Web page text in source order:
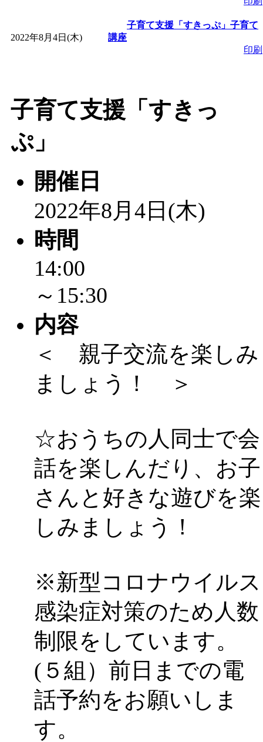
子育て交流広場「
間：2026/07/13～2026/
間：2026/08/10～2026/
「
レクリエーション
ットせよ！ 」 受付期
「皆鶴姫のこびる塾
～」 受付期間：～
「みなづる号乗車体
de 健康づくり」
「 堂島地区歴史ウオ
す 」 受付期間：～
「
みなづる号乗車体
de 健康づくり」
」
「皆鶴姫のこびる塾
～
」 受付期間：～
de 健康づくり」」 受
2022年8月4日(木)
子育て支援「すきっぷ」子育て
講座
印刷
子育て支援「すきっ
ぷ」
開催日
2022年8月4日(木)
時間
14:00
～15:30
内容
＜ 親子交流を楽しみ
ましょう！ ＞
☆おうちの人同士で会
話を楽しんだり、お子
さんと好きな遊びを楽
しみましょう！
※新型コロナウイルス
感染症対策のため人数
制限をしています。
(５組）前日までの電
話予約をお願いしま
す。